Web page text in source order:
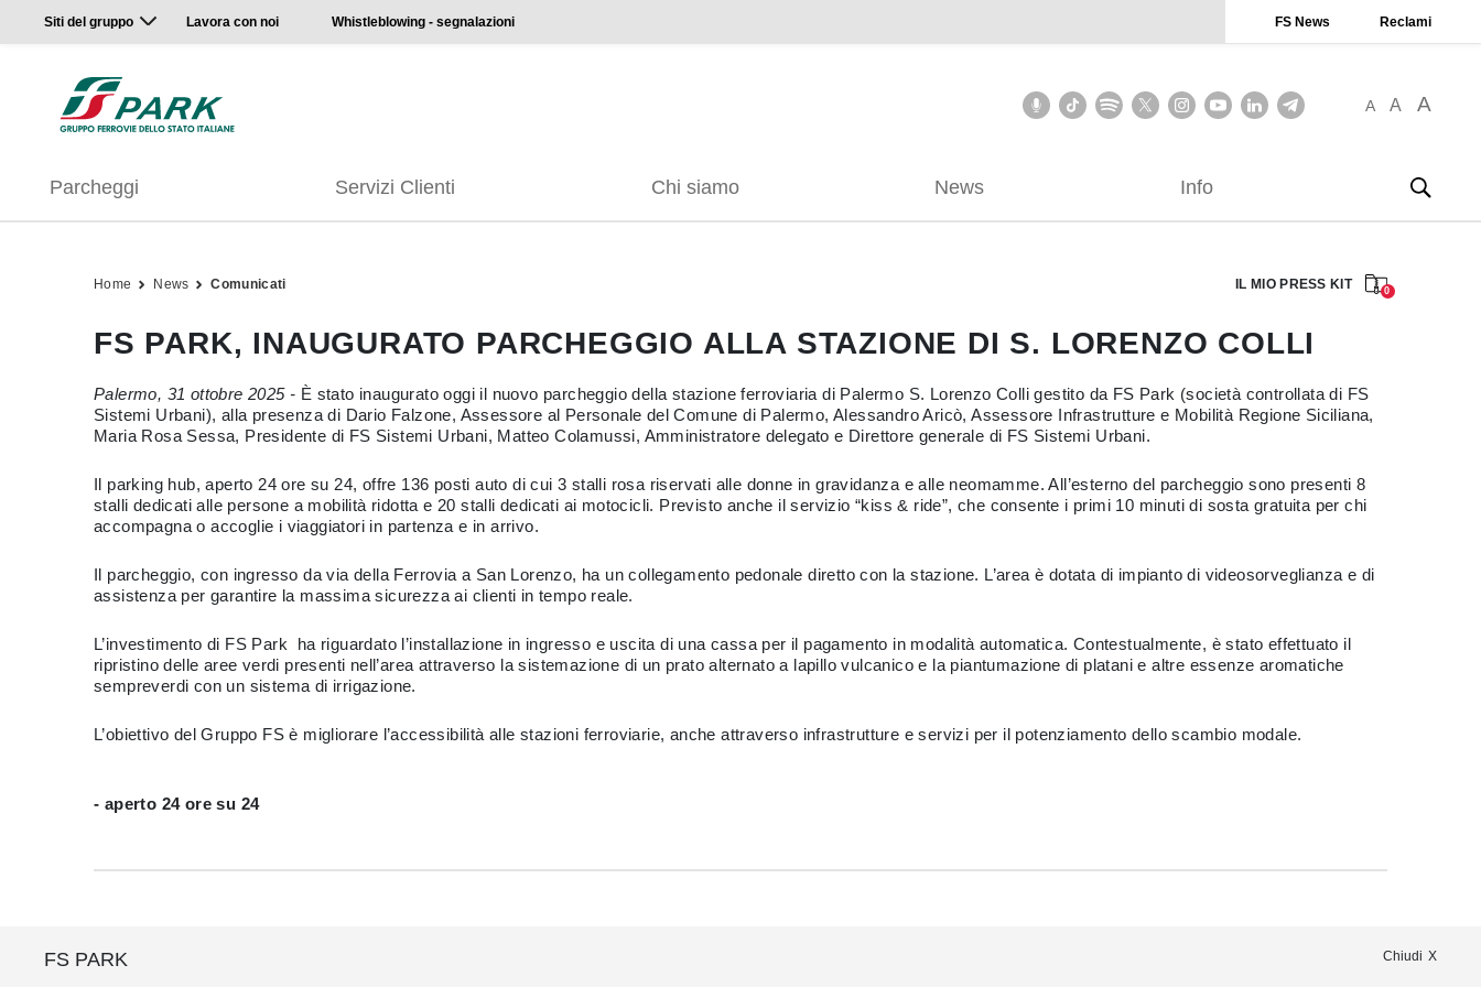
Siti del gruppo Lavora con noi Whistleblowing - segnalazioni FS News Reclami
A A A
Parcheggi Servizi Clienti Chi siamo News Info
Home News Comunicati IL MIO PRESS KIT 0
FS PARK, INAUGURATO PARCHEGGIO ALLA STAZIONE DI S. LORENZO COLLI
Palermo, 31 ottobre 2025 - È stato inaugurato oggi il nuovo parcheggio della stazione ferroviaria di Palermo S. Lorenzo Colli gestito da FS Park (società controllata di FS
Sistemi Urbani), alla presenza di Dario Falzone, Assessore al Personale del Comune di Palermo, Alessandro Aricò, Assessore Infrastrutture e Mobilità Regione Siciliana,
Maria Rosa Sessa, Presidente di FS Sistemi Urbani, Matteo Colamussi, Amministratore delegato e Direttore generale di FS Sistemi Urbani.
Il parking hub, aperto 24 ore su 24, offre 136 posti auto di cui 3 stalli rosa riservati alle donne in gravidanza e alle neomamme. All’esterno del parcheggio sono presenti 8
stalli dedicati alle persone a mobilità ridotta e 20 stalli dedicati ai motocicli. Previsto anche il servizio “kiss & ride”, che consente i primi 10 minuti di sosta gratuita per chi
accompagna o accoglie i viaggiatori in partenza e in arrivo.
Il parcheggio, con ingresso da via della Ferrovia a San Lorenzo, ha un collegamento pedonale diretto con la stazione. L’area è dotata di impianto di videosorveglianza e di
assistenza per garantire la massima sicurezza ai clienti in tempo reale.
L’investimento di FS Park ha riguardato l’installazione in ingresso e uscita di una cassa per il pagamento in modalità automatica. Contestualmente, è stato effettuato il
ripristino delle aree verdi presenti nell’area attraverso la sistemazione di un prato alternato a lapillo vulcanico e la piantumazione di platani e altre essenze aromatiche
sempreverdi con un sistema di irrigazione.
L’obiettivo del Gruppo FS è migliorare l’accessibilità alle stazioni ferroviarie, anche attraverso infrastrutture e servizi per il potenziamento dello scambio modale.
- aperto 24 ore su 24
FS PARK Chiudi